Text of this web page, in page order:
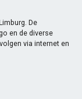
De
en de diverse
via internet en